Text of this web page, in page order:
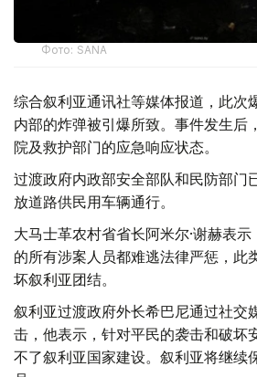
Фото: SANA
综合叙利亚通讯社等媒体报道，此次
内部的炸弹被引爆所致。事件发生后
院及救护部门的应急响应状态。
过渡政府内政部安全部队和民防部门
放道路供民用车辆通行。
大马士革农村省省长阿米尔·谢赫表
的所有涉案人员都难逃法律严惩，此
坏叙利亚团结。
叙利亚过渡政府外长希巴尼通过社交
击，他表示，针对平民的袭击和破坏
不了叙利亚国家建设。叙利亚将继续